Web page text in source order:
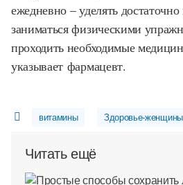
ежедневно – уделять
заниматься физическими
проходить необходимые
указывает фармацевт.
витамины Здоровье-
Читать ещё